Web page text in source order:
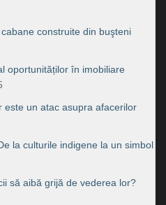
construite din buşteni
oportunităților în imobiliare
este un atac asupra afacerilor
la culturile indigene la un simbol
să aibă grijă de vederea lor?